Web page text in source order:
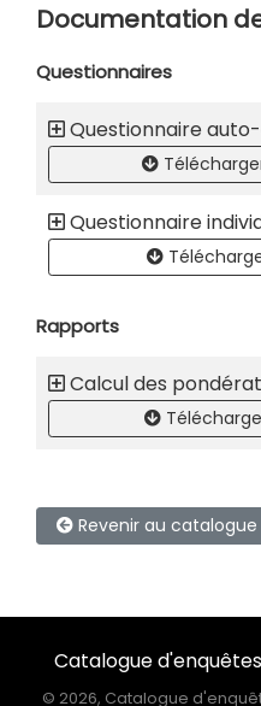
Documentation
Questionnaires
Questionnaire
Questionnaire
Rapports
Calcul des
Revenir au catalogue
Catalogue
© 2026, Catalogue